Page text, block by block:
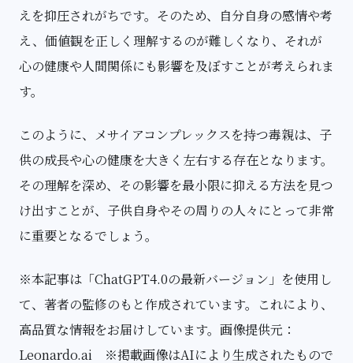
えを抑圧されがちです。そのため、自分自身の感情や考
え、価値観を正しく理解するのが難しくなり、それが
心の健康や人間関係にも影響を及ぼすことが考えられま
す。
このように、メサイアコンプレックスを持つ毒親は、子
供の成長や心の健康を大きく左右する存在となります。
その理解を深め、その影響を最小限に抑える方法を見つ
け出すことが、子供自身やその周りの人々にとって非常
に重要となるでしょう。
※本記事は「ChatGPT4.0の最新バージョン」を使用し
て、著者の監修のもと作成されています。これにより、
高品質な情報をお届けしています。画像提供元：
Leonardo.ai ※掲載画像はAIにより生成されたもので